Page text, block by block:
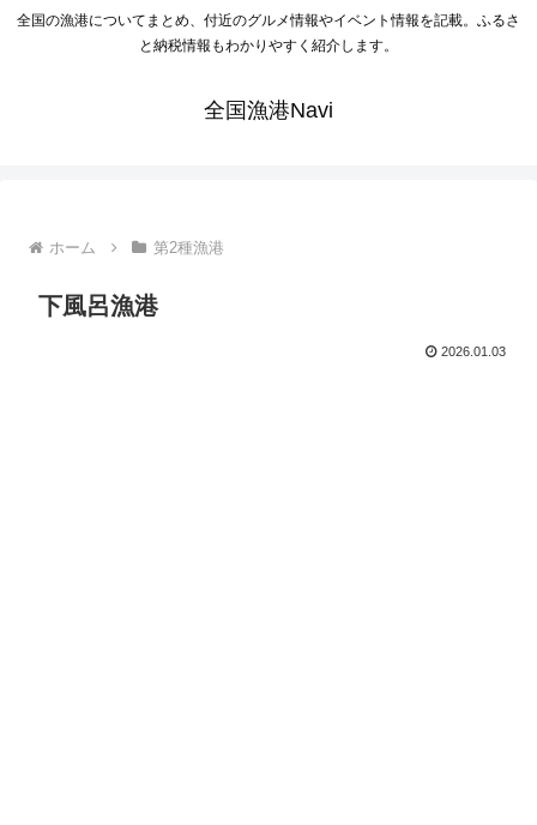
全国の漁港についてまとめ、付近のグルメ情報やイベント情報を記載。ふるさ
と納税情報もわかりやすく紹介します。
全国漁港Navi
ホーム 第2種漁港
下風呂漁港
2026.01.03